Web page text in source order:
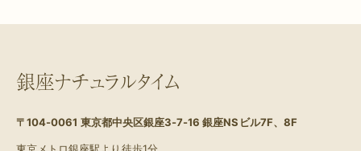
銀座ナチュラルタイム
〒104-0061 東京都中央区銀座3-7-16 銀座NSビル7F、8F